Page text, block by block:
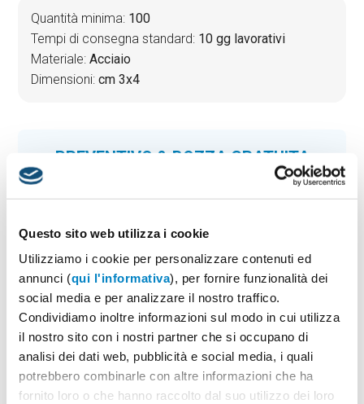
Questo sito web utilizza i cookie
Utilizziamo i cookie per personalizzare contenuti ed
annunci (qui l'informativa), per fornire funzionalità dei
social media e per analizzare il nostro traffico.
Condividiamo inoltre informazioni sul modo in cui utilizza
il nostro sito con i nostri partner che si occupano di
analisi dei dati web, pubblicità e social media, i quali
potrebbero combinarle con altre informazioni che ha
fornito loro o che hanno raccolto dal suo utilizzo dei loro
Quantità minima: 100
Tempi di consegna standard: 10 gg lavorativi
Materiale:Acciaio
Dimensioni:cm 3x4
PREVENTIVO & BOZZA GRATUITA
Potrai indicare successivamente la suddivisione per
1 Seleziona il colore:
Quantità
Minimo: 100